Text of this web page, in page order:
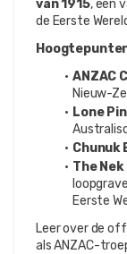
van 1915, een
de Eerste
ANZAC
Nieuw-
Lone
Chunuk
The
Eerste
Leer over de
als ANZAC-